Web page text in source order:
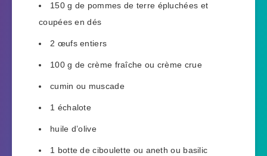
150 g de pommes de terre épluchées et
coupées en dés
2 œufs entiers
100 g de crème fraîche ou crème crue
cumin ou muscade
1 échalote
huile d’olive
1 botte de ciboulette ou aneth ou basilic